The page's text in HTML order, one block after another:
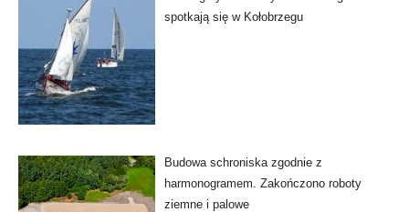
spotkają się w Kołobrzegu
Budowa schroniska zgodnie z
harmonogramem. Zakończono roboty
ziemne i palowe